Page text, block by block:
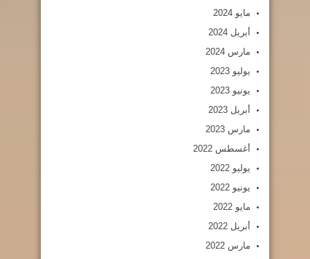
مايو 2024
أبريل 2024
مارس 2024
يوليو 2023
يونيو 2023
أبريل 2023
مارس 2023
أغسطس 2022
يوليو 2022
يونيو 2022
مايو 2022
أبريل 2022
مارس 2022